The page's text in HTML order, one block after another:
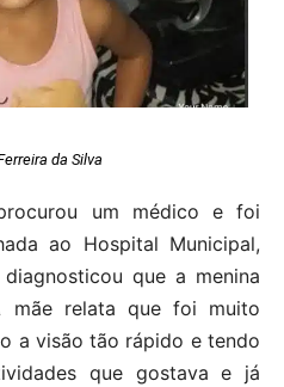
da Silva
um médico e foi
ao Hospital Municipal,
que a menina
mãe relata que foi muito
a visão tão rápido e tendo
que gostava e já